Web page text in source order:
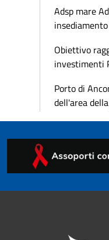
Adsp mare
Obiettivo
investimenti
Porto di
dell'area